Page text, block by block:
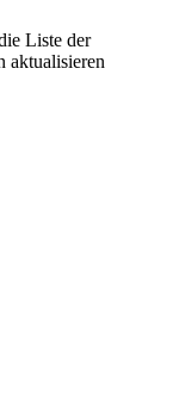
Liste der
aktualisieren